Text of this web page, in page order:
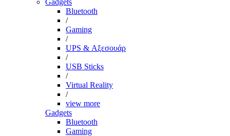
Gadgets
Bluetooth
/
Gaming
/
UPS & Αξεσουάρ
/
USB Sticks
/
Virtual Reality
/
view more
Gadgets
Bluetooth
Gaming